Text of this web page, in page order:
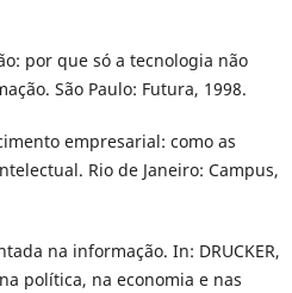
por que só a tecnologia não
São Paulo: Futura, 1998.
empresarial: como as
Rio de Janeiro: Campus,
na informação. In: DRUCKER,
política, na economia e nas